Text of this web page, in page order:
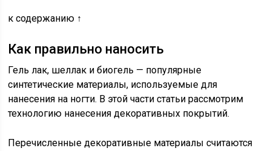
к содержанию ↑
Как правильно наносить
Гель лак, шеллак и биогель — популярные
синтетические материалы, используемые для
нанесения на ногти. В этой части статьи рассмотрим
технологию нанесения декоративных покрытий.
Перечисленные декоративные материалы считаются